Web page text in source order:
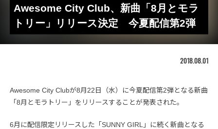
Awesome City Club、新曲「8月とモラ
トリー」リリース決定 今夏配信第2弾
2018.08.01
Awesome City Clubが8月22日（水）に今夏配信第2弾となる新曲
「8月とモラトリー」をリリースすることが発表された。
6月に配信限定リリースした「SUNNY GIRL」に続く新曲となる